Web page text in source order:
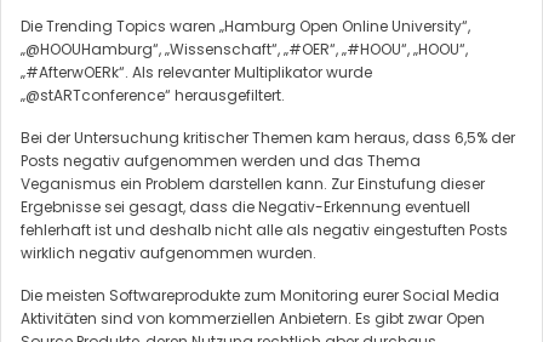
Die Trending Topics waren „Hamburg Open Online University“,
„@HOOUHamburg“, „Wissenschaft“, „#OER“, „#HOOU“, „HOOU“,
„#AfterwOERk“. Als relevanter Multiplikator wurde
„@stARTconference“ herausgefiltert.
Bei der Untersuchung kritischer Themen kam heraus, dass 6,5% der
Posts negativ aufgenommen werden und das Thema
Veganismus ein Problem darstellen kann. Zur Einstufung dieser
Ergebnisse sei gesagt, dass die Negativ-Erkennung eventuell
fehlerhaft ist und deshalb nicht alle als negativ eingestuften Posts
wirklich negativ aufgenommen wurden.
Die meisten Softwareprodukte zum Monitoring eurer Social Media
Aktivitäten sind von kommerziellen Anbietern. Es gibt zwar Open